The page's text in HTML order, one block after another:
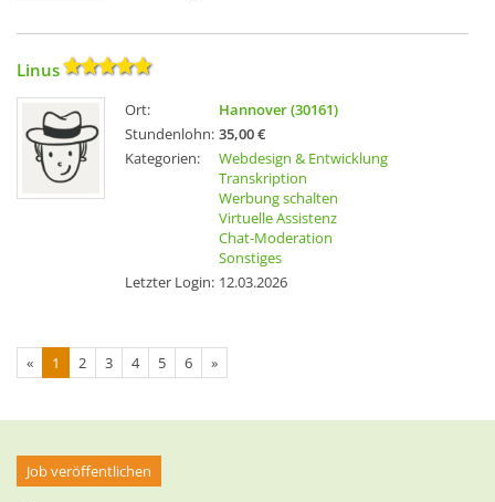
Linus
Ort:
Hannover (30161)
Stundenlohn: 35,00 €
Kategorien:
Webdesign & Entwicklung
Transkription
Werbung schalten
Virtuelle Assistenz
Chat-Moderation
Sonstiges
Letzter Login: 12.03.2026
« 1 2 3 4 5 6 »
Job veröffentlichen